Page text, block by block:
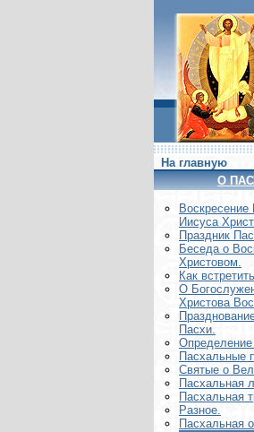
На главную
О
Воскреcение
Иисуса
Праздник
Беседа о
Христовом.
Как
О
Христова
Пасхи.
Пасхальные
Святые о
Пасхальная
Пасхальная
Разное.
Пасхальная